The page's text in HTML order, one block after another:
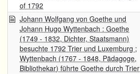
of 1792
Johann Wolfgang von Goethe und
Johann Hugo Wyttenbach : Goethe
(1749 - 1832, Dichter, Staatsmann)
besuchte 1792 Trier und Luxemburg ;
Wyttenbach (1767 - 1848, Pädagoge,
Bibliothekar) führte Goethe durch Trier